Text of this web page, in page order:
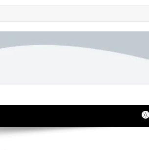
in one place, 24/7.